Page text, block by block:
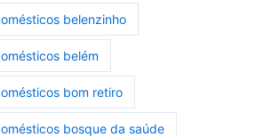
belenzinho
belém
bom retiro
bosque da saúde